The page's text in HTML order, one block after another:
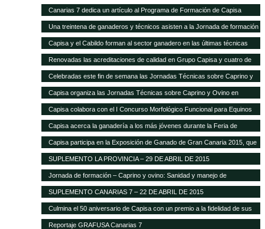
Canarias 7 dedica un artículo al Programa de Formación de Capisa
Una treintena de ganaderos y técnicos asisten a la Jornada de formación
en vacuno de Capisa y el Cabildo de Gran Canaria
Capisa y el Cabildo forman al sector ganadero en las últimas técnicas
mundiales de alimentación y manejo de vacuno
Renovadas las acreditaciones de calidad en Grupo Capisa y cuatro de
sus empresas
Celebradas este fin de semana las Jornadas Técnicas sobre Caprino y
Ovino de Uga
Capisa organiza las Jornadas Técnicas sobre Caprino y Ovino en
Lanzarote
Capisa colabora con el I Concurso Morfológico Funcional para Equinos
Capisa acerca la ganadería a los más jóvenes durante la Feria de
Ganado Selecto 2015
Capisa participa en la Exposición de Ganado de Gran Canaria 2015, que
contará con mil cabezas selectas de la isla
SUPLEMENTO LA PROVINCIA – 29 DE ABRIL DE 2015
Jornada de formación – Caprino y ovino: Sanidad y manejo de
alimentación
SUPLEMENTO CANARIAS 7 – 22 DE ABRIL DE 2015
Culmina el 50 aniversario de Capisa con un premio a la fidelidad de sus
clientes
Reportaje GRAFUSA Canarias 7